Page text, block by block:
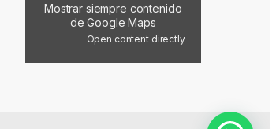
Mostrar siempre contenido
de Google Maps
Open content directly